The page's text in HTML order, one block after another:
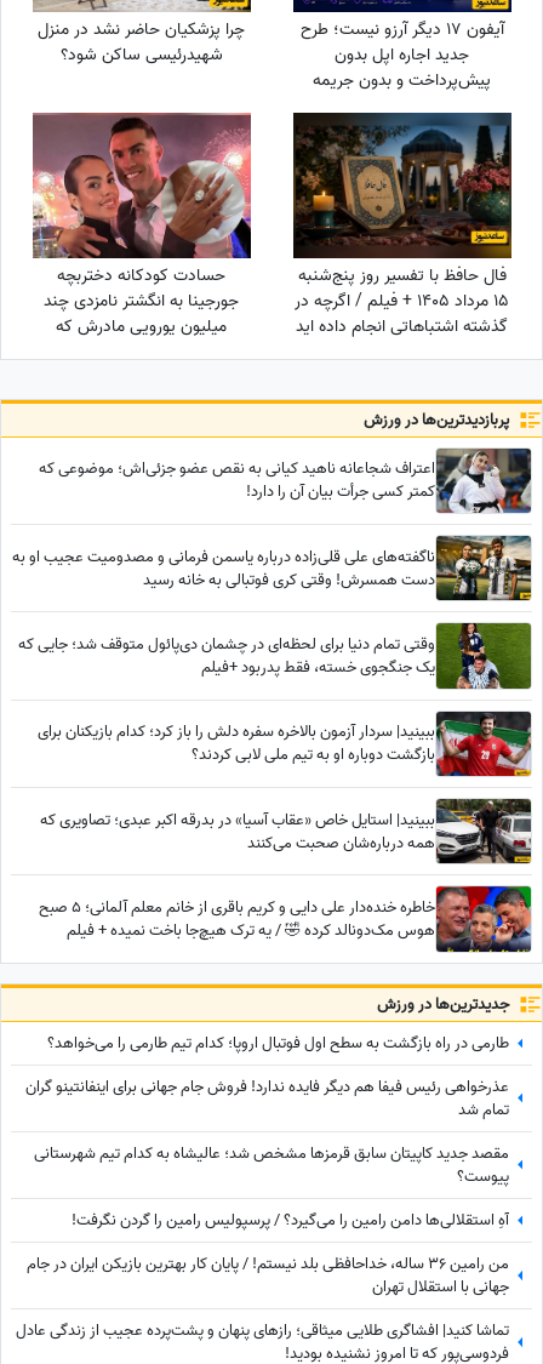
آیفون 17 دیگر آرزو نیست؛ طرح
جدید اجاره اپل بدون
پیش‌پرداخت و بدون جریمه
دیرکرد
چرا پزشکیان حاضر نشد در منزل
شهیدرئیسی ساکن شود؟
فال حافظ با تفسیر روز پنج‌شنبه
15 مرداد 1405 + فیلم / اگرچه در
گذشته اشتباهاتی انجام داده اید
اما به زودی دوران غم و اندوه
حسادت کودکانه دختربچه
جورجینا به انگشتر نامزدی چند
میلیون یورویی مادرش که
رونالدو به او هدیه داده بود!
پربازدید‌ترین‌ها در ورزش
اعتراف شجاعانه ناهید کیانی به نقص عضو جزئی‌اش؛ موضوعی که
کمتر کسی جرأت بیان آن را دارد!
ناگفته‌های علی قلی‌زاده درباره یاسمن فرمانی و مصدومیت عجیب او به
دست همسرش! وقتی کری فوتبالی به خانه رسید
وقتی تمام دنیا برای لحظه‌ای در چشمان دی‌پائول متوقف شد؛ جایی که
یک جنگجوی خسته، فقط پدربود +فیلم
ببینید| سردار آزمون بالاخره سفره دلش را باز کرد؛ کدام بازیکنان برای
بازگشت دوباره او به تیم ملی لابی کردند؟
ببینید| استایل خاص «عقاب آسیا» در بدرقه اکبر عبدی؛ تصاویری که
همه درباره‌شان صحبت می‌کنند
خاطره خنده‌دار علی دایی و کریم باقری از خانم معلم آلمانی؛ 5 صبح
هوس مک‌دونالد کرده 🤣 / یه ترک هیچ‌جا باخت نمیده + فیلم
جدید‌ترین‌ها در ورزش
طارمی در راه بازگشت به سطح اول فوتبال اروپا؛ کدام تیم طارمی را می‌خواهد؟
عذرخواهی رئیس فیفا هم دیگر فایده ندارد! فروش جام جهانی برای اینفانتینو گران
تمام شد
مقصد جدید کاپیتان سابق قرمزها مشخص شد؛ عالیشاه به کدام تیم شهرستانی
پیوست؟
آهِ استقلالی‌ها دامن رامین را می‌گیرد؟ / پرسپولیس رامین را گردن نگرفت!
من رامین 36 ساله، خداحافظی بلد نیستم! / پایان کار بهترین بازیکن ایران در جام
جهانی با استقلال تهران
تماشا کنید| افشاگری طلایی میثاقی؛ رازهای پنهان و پشت‌پرده عجیب از زندگی عادل
فردوسی‌پور که تا امروز نشنیده بودید!